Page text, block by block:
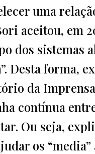
uma
aceitou, em
dos
Desta
da
contínua
Ou seja,
os